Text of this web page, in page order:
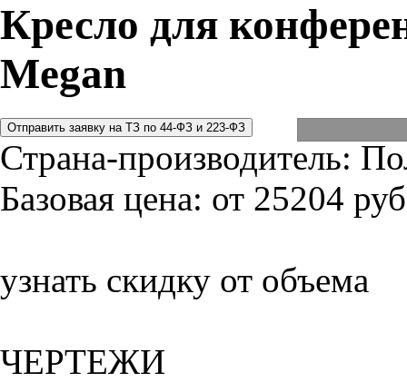
Кресло для
Megan
Страна-производитель:
Базовая цена: от 25204
узнать скидку от объема
ЧЕРТЕЖИ